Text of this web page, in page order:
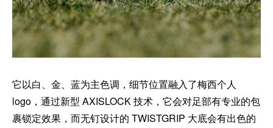
它以白、金、蓝为主色调，细节位置融入了梅西个人
logo，通过新型 AXISLOCK 技术，它会对足部有专业的包
裹锁定效果，而无钉设计的 TWISTGRIP 大底会有出色的